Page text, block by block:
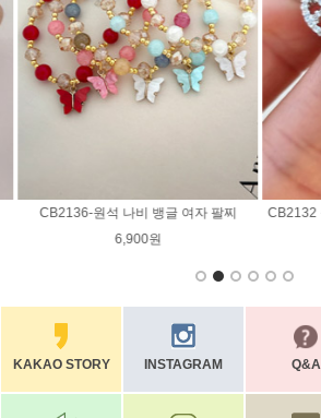
CB2130 심플 메탈 프레임 가죽 패션 팔찌
13,000원
KAKAO STORY INSTAGRAM Q&A